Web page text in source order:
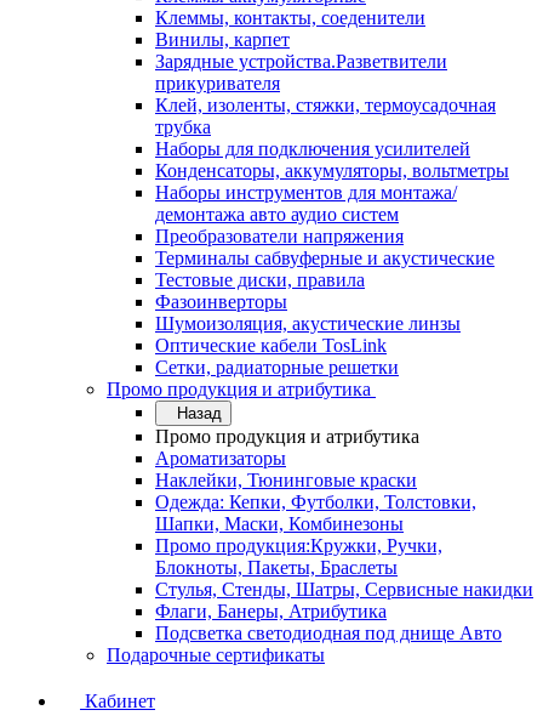
Клеммы, контакты, соеденители
Винилы, карпет
Зарядные устройства.Разветвители
прикуривателя
Клей, изоленты, стяжки, термоусадочная
трубка
Наборы для подключения усилителей
Конденсаторы, аккумуляторы, вольтметры
Наборы инструментов для монтажа/
демонтажа авто аудио систем
Преобразователи напряжения
Терминалы сабвуферные и акустические
Тестовые диски, правила
Фазоинверторы
Шумоизоляция, акустические линзы
Оптические кабели TosLink
Сетки, радиаторные решетки
Промо продукция и атрибутика
Назад
Промо продукция и атрибутика
Ароматизаторы
Наклейки, Тюнинговые краски
Одежда: Кепки, Футболки, Толстовки,
Шапки, Маски, Комбинезоны
Промо продукция:Кружки, Ручки,
Блокноты, Пакеты, Браслеты
Стулья, Стенды, Шатры, Сервисные накидки
Флаги, Банеры, Атрибутика
Подсветка светодиодная под днище Авто
Подарочные сертификаты
Кабинет